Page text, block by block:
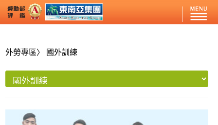
外勞專區〉 國外訓練